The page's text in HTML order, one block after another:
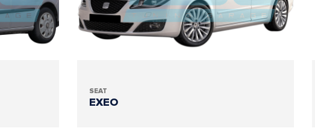
SEAT
EXEO